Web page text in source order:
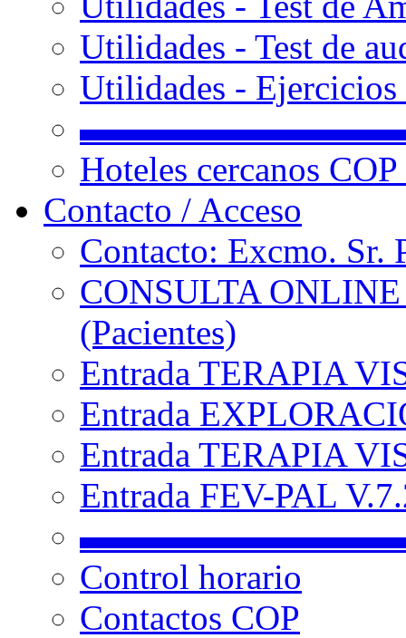
Utilidades - Test de
Utilidades -
Hoteles cercanos
Contacto / Acceso
Contacto: Excmo. Sr.
CONSULTA
(Pacientes)
Entrada TERAPIA
Entrada
Entrada TERAPIA
Entrada FEV-PAL
Control horario
Contactos COP